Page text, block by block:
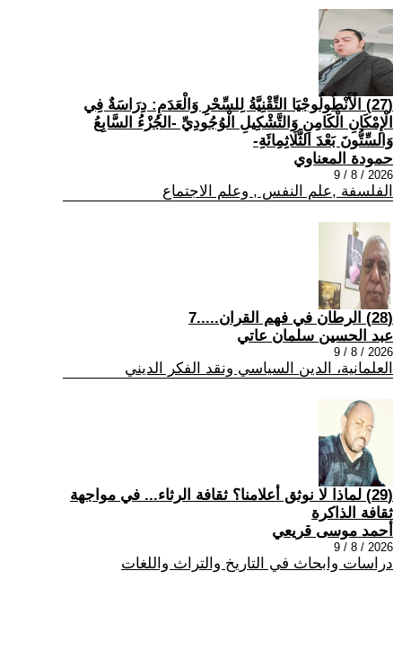
(27) الْأَنْطُولُوجْيَا التِّقْنِيَّةُ لِلسِّحْرِ وَالْعَدَمِ: دِرَاسَةٌ فِي
الْإِمْكَانِ الْكَامِنِ وَالتَّشْكِيلِ الْوُجُودِيِّ -الجُزْءُ السَّابِعُ
وَالسِّتُّونَ بَعْدَ الثَّلَاثِمِائَةِ-
حمودة المعناوي
2026 / 8 / 9
الفلسفة ,علم النفس , وعلم الاجتماع
(28) الرطان في فهم القران.....7
عبد الحسين سلمان عاتي
2026 / 8 / 9
العلمانية، الدين السياسي ونقد الفكر الديني
(29) لماذا لا نوثق أعلامنا؟ ثقافة الرثاء... في مواجهة
ثقافة الذاكرة
أحمد موسى قريعي
2026 / 8 / 9
دراسات وابحاث في التاريخ والتراث واللغات